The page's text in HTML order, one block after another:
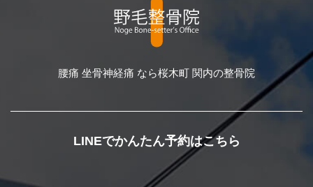
腰痛 坐骨神経痛 なら桜木町 関内の整骨院
LINEでかんたん予約はこちら